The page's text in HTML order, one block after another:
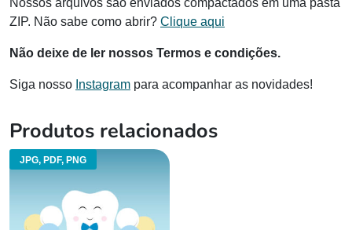
Nossos arquivos são enviados compactados em uma pasta
ZIP. Não sabe como abrir? Clique aqui
Não deixe de ler nossos Termos e condições.
Siga nosso Instagram para acompanhar as novidades!
Produtos relacionados
JPG, PDF, PNG